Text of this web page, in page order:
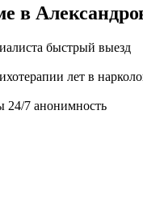
в
быстрый выезд
лет в
анонимность